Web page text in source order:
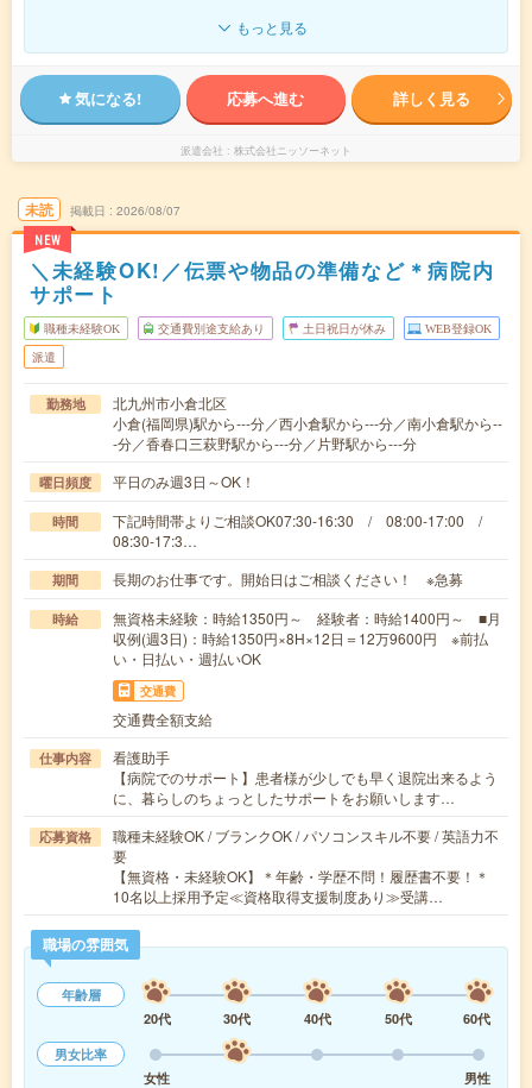
もっと見る
気になる! 応募へ進む 詳しく見る
派遣会社 株式会社ニッソーネット
未読
NEW
掲載日 2026/08/07
＼未経験OK!／伝票や物品の準備など＊病院内
サポート
職種未経験OK 交通費別途支給あり 土日祝日が休み WEB登録OK
派遣
勤務地
北九州市小倉北区
小倉(福岡県)駅から---分／西小倉駅から---分／南小倉駅から--
-分／香春口三萩野駅から---分／片野駅から---分
曜日頻度 平日のみ週3日～OK！
時間
下記時間帯よりご相談OK07:30-16:30 / 08:00-17:00 /
08:30-17:3…
期間 長期のお仕事です。開始日はご相談ください！ ※急募
時給
無資格未経験：時給1350円～ 経験者：時給1400円～ ■月
収例(週3日)：時給1350円×8H×12日＝12万9600円 ※前払
い・日払い・週払いOK
交通費
交通費全額支給
仕事内容
看護助手
【病院でのサポート】患者様が少しでも早く退院出来るよう
に、暮らしのちょっとしたサポートをお願いします…
応募資格
職種未経験OK / ブランクOK / パソコンスキル不要 / 英語力不
要
【無資格・未経験OK】＊年齢・学歴不問！履歴書不要！＊
10名以上採用予定≪資格取得支援制度あり≫受講…
職場の雰囲気
年齢層
20代
30代 40代 50代
60代
男女比率
女性
男性